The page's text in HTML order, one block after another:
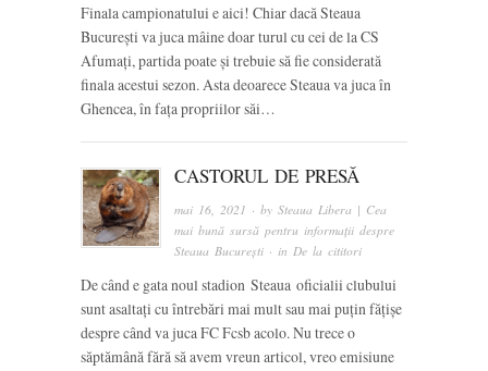
Finala campionatului e aici! Chiar dacă Steaua
București va juca mâine doar turul cu cei de la CS
Afumați, partida poate și trebuie să fie considerată
finala acestui sezon. Asta deoarece Steaua va juca în
Ghencea, în fața propriilor săi…
CASTORUL DE PRESĂ
mai 16, 2021 · bySteaua Libera | Cea
mai bună sursă pentru informații despre
Steaua București · in De la cititori
De când e gata noul stadion Steaua oficialii clubului
sunt asaltați cu întrebări mai mult sau mai puțin fățișe
despre când va juca FC Fcsb acolo. Nu trece o
săptămână fără să avem vreun articol, vreo emisiune